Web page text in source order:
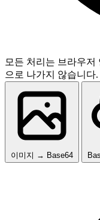
모든 처리는 브라우
으로 나가지 않습니다.
이미지 → Base64